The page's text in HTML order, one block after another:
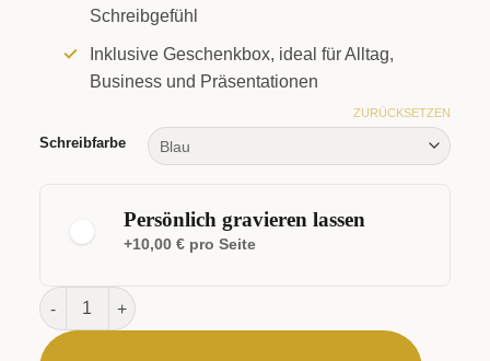
Schreibgefühl
Inklusive Geschenkbox, ideal für Alltag,
Business und Präsentationen
Schreibfarbe
ZURÜCKSETZEN
Persönlich gravieren lassen
+10,00 € pro Seite
Urban Kugelschreiber Menge